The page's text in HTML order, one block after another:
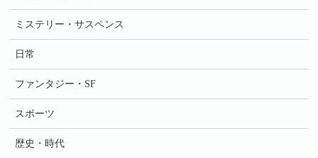
ミステリー・サスペンス
日常
ファンタジー・SF
スポーツ
歴史・時代